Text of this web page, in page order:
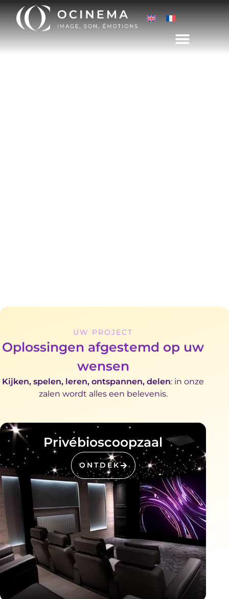
EEN ECHTE BIOSCOOPZAAL
UW PROJECT
Oplossingen afgestemd op uw
wensen
Kijken, spelen, leren, ontspannen, delen: in onze
zalen wordt alles een belevenis.
Privébioscoopzaal
ONTDEK